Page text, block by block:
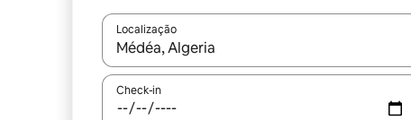
Localização
Quando os resultados estiverem disponíveis,
Check-in